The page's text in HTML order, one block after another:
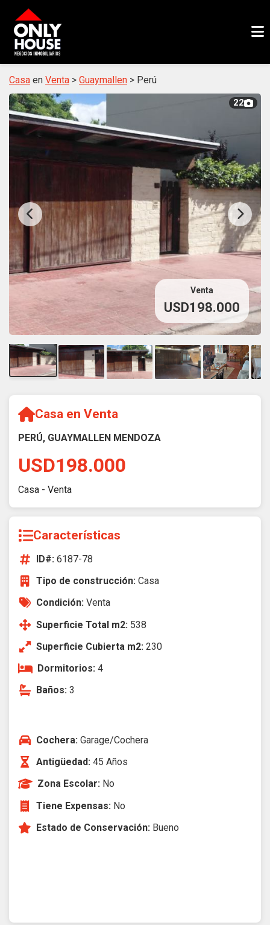
Casa en Venta > Guaymallen > Perú
22
Venta
USD198.000
Casa en Venta
PERÚ, GUAYMALLEN MENDOZA
USD198.000
Casa - Venta
Características
ID#: 6187-78
Tipo de construcción: Casa
Condición: Venta
Superficie Total m2: 538
Superficie Cubierta m2: 230
Dormitorios: 4
Baños: 3
Cochera: Garage/Cochera
Antigüedad: 45 Años
Zona Escolar: No
Tiene Expensas: No
Estado de Conservación: Bueno